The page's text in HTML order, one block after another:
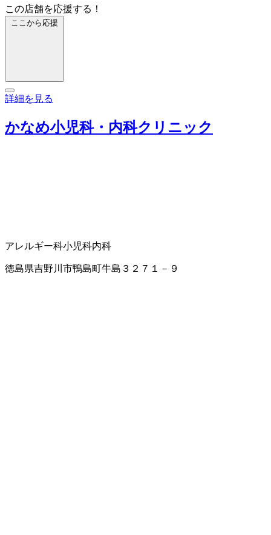
この店舗を応援する！
ここから応援
詳細を見る
かなめ小児科・内科クリニック
アレルギー科小児科内科
徳島県吉野川市鴨島町牛島３２７１－９